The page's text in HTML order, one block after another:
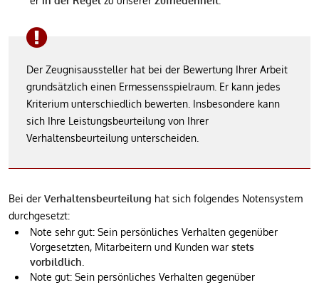
Der Zeugnisaussteller hat bei der Bewertung Ihrer Arbeit
grundsätzlich einen Ermessensspielraum. Er kann jedes
Kriterium unterschiedlich bewerten. Insbesondere kann
sich Ihre Leistungsbeurteilung von Ihrer
Verhaltensbeurteilung unterscheiden.
Bei der Verhaltensbeurteilung hat sich folgendes Notensystem
durchgesetzt:
Note sehr gut: Sein persönliches Verhalten gegenüber
Vorgesetzten, Mitarbeitern und Kunden war stets
vorbildlich
Note gut: Sein persönliches Verhalten gegenüber